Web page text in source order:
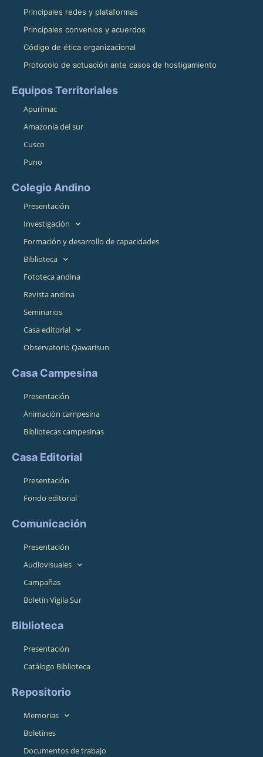
Principales redes y plataformas
Principales convenios y acuerdos
Código de ética organizacional
Protocolo de actuación ante casos de hostigamiento
Equipos Territoriales
Apurímac
Amazonía del sur
Cusco
Puno
Colegio Andino
Presentación
Investigación
Formación y desarrollo de capacidades
Biblioteca
Fototeca andina
Revista andina
Seminarios
Casa editorial
Observatorio Qawarisun
Casa Campesina
Presentación
Animación campesina
Bibliotecas campesinas
Casa Editorial
Presentación
Fondo editorial
Comunicación
Presentación
Audiovisuales
Campañas
Boletín Vigila Sur
Biblioteca
Presentación
Catálogo Biblioteca
Repositorio
Memorias
Boletines
Documentos de trabajo